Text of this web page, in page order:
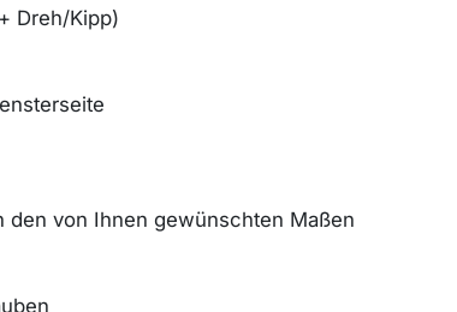
Dreh/Kipp)
von Ihnen gewünschten Maßen